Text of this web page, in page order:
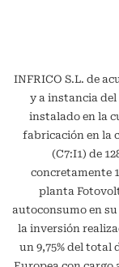
INFRICO S.L. de
y a instancia del
instalado en la
fabricación en la
(C7:I1) de
concretamente
planta
autoconsumo en
la inversión
un 9,75% del total